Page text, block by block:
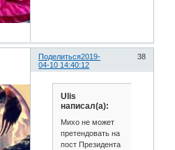
Поделиться 38
2019-
04-10 14:40:12
Ulis
написал(а):
Михо не может
претендовать на
пост Президента